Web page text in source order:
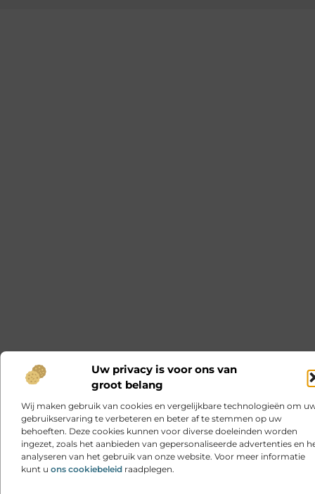
Uw privacy is voor ons van
groot belang
Wij maken gebruik van cookies en vergelijkbare technologieën om
gebruikservaring te verbeteren en beter af te stemmen op uw
behoeften. Deze cookies kunnen voor diverse doeleinden worden
ingezet, zoals het aanbieden van gepersonaliseerde advertenties en
analyseren van het gebruik van onze website. Voor meer informatie
kunt u ons cookiebeleid raadplegen.